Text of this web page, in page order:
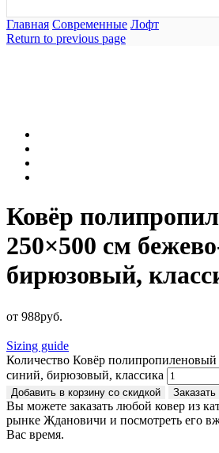
Главная Современные Лофт
Return to previous page
Ковёр
250×500 см
бирюзовый,
от 988руб.
Sizing guide
Количество Ковёр
синий, бирюзовый, классика
Добавить в корзину со скидкой Заказать
Вы можете заказать любой ковер из
рынке Ждановичи и посмотреть его
Вас время.